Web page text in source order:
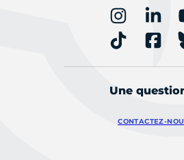
Une
CONTACTEZ-